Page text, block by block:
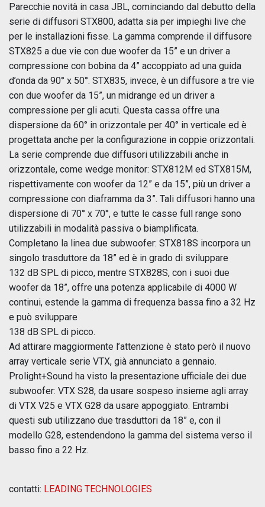
Parecchie novità in casa JBL, cominciando dal debutto della
serie di diffusori STX800, adatta sia per impieghi live che
per le installazioni fisse. La gamma comprende il diffusore
STX825 a due vie con due woofer da 15” e un driver a
compressione con bobina da 4” accoppiato ad una guida
d’onda da 90° x 50°. STX835, invece, è un diffusore a tre vie
con due woofer da 15”, un midrange ed un driver a
compressione per gli acuti. Questa cassa offre una
dispersione da 60° in orizzontale per 40° in verticale ed è
progettata anche per la configurazione in coppie orizzontali.
La serie comprende due diffusori utilizzabili anche in
orizzontale, come wedge monitor: STX812M ed STX815M,
rispettivamente con woofer da 12” e da 15”, più un driver a
compressione con diaframma da 3”. Tali diffusori hanno una
dispersione di 70° x 70°, e tutte le casse full range sono
utilizzabili in modalità passiva o biamplificata.
Completano la linea due subwoofer: STX818S incorpora un
singolo trasduttore da 18” ed è in grado di sviluppare
132 dB SPL di picco, mentre STX828S, con i suoi due
woofer da 18”, offre una potenza applicabile di 4000 W
continui, estende la gamma di frequenza bassa fino a 32 Hz
e può sviluppare
138 dB SPL di picco.
Ad attirare maggiormente l’attenzione è stato però il nuovo
array verticale serie VTX, già annunciato a gennaio.
Prolight+Sound ha visto la presentazione ufficiale dei due
subwoofer: VTX S28, da usare sospeso insieme agli array
di VTX V25 e VTX G28 da usare appoggiato. Entrambi
questi sub utilizzano due trasduttori da 18” e, con il
modello G28, estendendono la gamma del sistema verso il
basso fino a 22 Hz.
contatti: LEADING TECHNOLOGIES